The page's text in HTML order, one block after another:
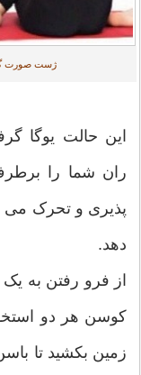
ژست صورت
این حالت یوگا
ران شما را
پذیری و تحرک می
دهد.
از فرو رفتن به
کوسن هر دو
زمین بکشید تا